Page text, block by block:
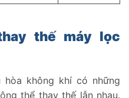
thế máy lọc
không khí có những
thể thay thế lẫn nhau.